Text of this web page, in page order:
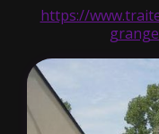
https://